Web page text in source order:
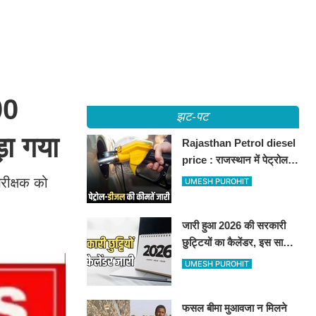
गया
को
झट-पट
Rajasthan Petrol diesel
price : राजस्थान में पेट्रोल-
डीजल की कीमतें जारी, जानिए
UMESH PUROHIT
जारी हुआ 2026 की सरकारी
छुट्टियों का कैलेंडर, इस साल
कई बार मिलेगा लगातार
UMESH PUROHIT
फसल बीमा मुआवजा न मिलने